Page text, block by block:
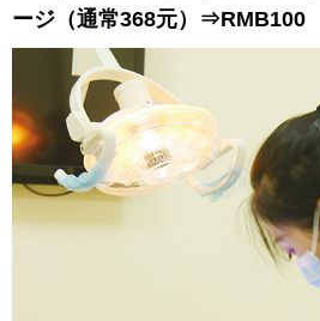
ージ（通常368元）⇒RMB100